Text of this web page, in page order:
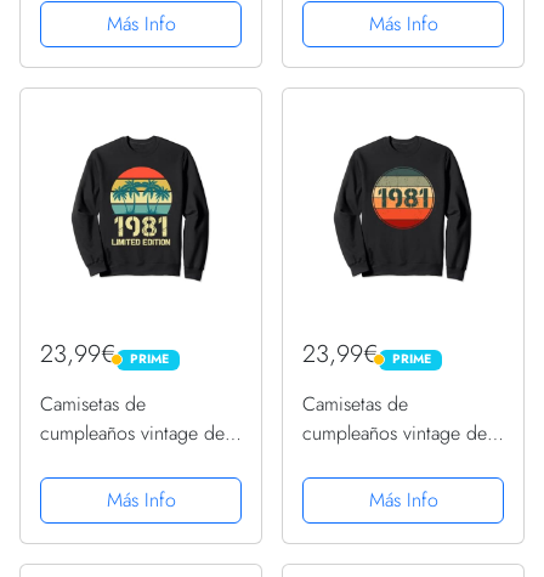
camisetas de
cumpleaños de 1981
Sudadera
Más Info
divertidas cumpleaños
de 1981 Sudadera
Más Info
23,99€ PRIME
PRIME
Camisetas de
cumpleaños vintage de
divertidas cumpleaños
de 1981 Sudadera
Más Info
23,99€ PRIME
PRIME
Camisetas de
cumpleaños vintage de
divertidas cumpleaños
de 1981 Sudadera
Más Info